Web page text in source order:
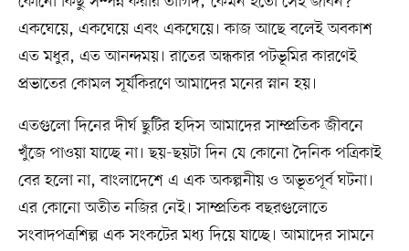
একঘেয়ে, একঘেয়ে এবং একঘেয়ে। কাজ আছে বলেই অবকাশ
এত মধুর, এত আনন্দময়। রাতের অন্ধকার পটভূমির কারণেই
প্রভাতের কোমল সূর্যকিরণে আমাদের মনের স্নান হয়।
এতগুলো দিনের দীর্ঘ ছুটির হদিস আমাদের সাম্প্রতিক জীবনে
খুঁজে পাওয়া যাচ্ছে না। ছয়-ছয়টা দিন যে কোনো দৈনিক পত্রিকাই
বের হলো না, বাংলাদেশে এ এক অকল্পনীয় ও অভূতপূর্ব ঘটনা।
এর কোনো অতীত নজির নেই। সাম্প্রতিক বছরগুলোতে
সংবাদপত্রশিল্প এক সংকটের মধ্য দিয়ে যাচ্ছে। আমাদের সামনে